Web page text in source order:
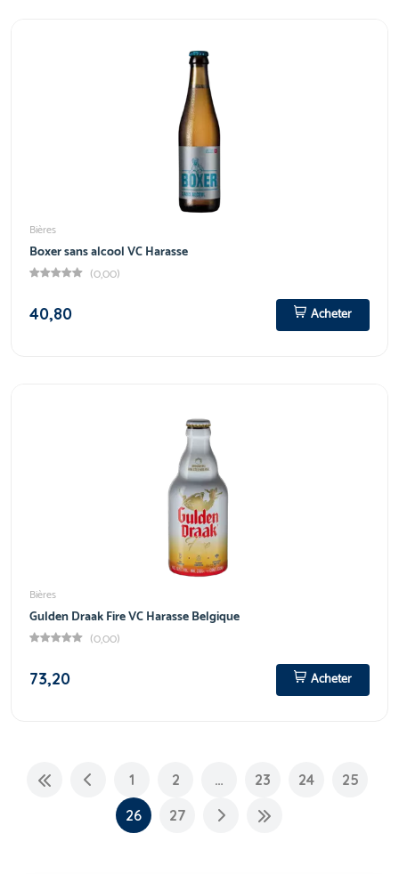
Bières
Boxer sans alcool VC Harasse
(0,00)
40,80
Acheter
Bières
Gulden Draak Fire VC Harasse Belgique
(0,00)
73,20
Acheter
1 2 … 23 24
25
26
27